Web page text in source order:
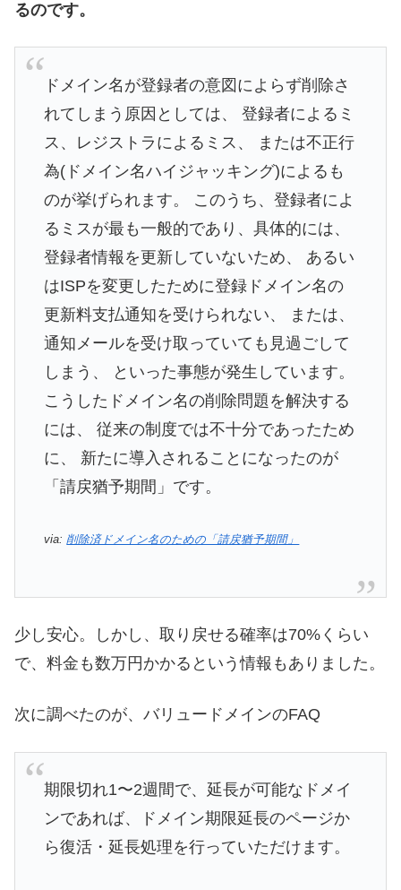
るのです。
ドメイン名が登録者の意図によらず削除さ
れてしまう原因としては、 登録者によるミ
ス、レジストラによるミス、 または不正行
為(ドメイン名ハイジャッキング)によるも
のが挙げられます。 このうち、登録者によ
るミスが最も一般的であり、具体的には、
登録者情報を更新していないため、 あるい
はISPを変更したために登録ドメイン名の
更新料支払通知を受けられない、 または、
通知メールを受け取っていても見過ごして
しまう、 といった事態が発生しています。
こうしたドメイン名の削除問題を解決する
には、 従来の制度では不十分であったため
に、 新たに導入されることになったのが
「請戻猶予期間」です。
via: 削除済ドメイン名のための「請戻猶予期間」
少し安心。しかし、取り戻せる確率は70%くらい
で、料金も数万円かかるという情報もありました。
次に調べたのが、バリュードメインのFAQ
期限切れ1〜2週間で、延長が可能なドメイ
ンであれば、ドメイン期限延長のページか
ら復活・延長処理を行っていただけます。